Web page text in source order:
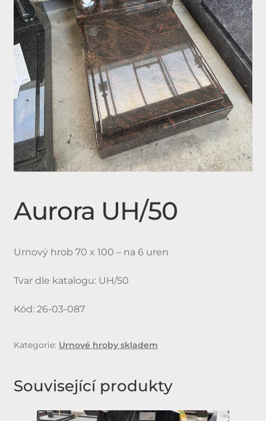
Doplňky
child
menu
Produkty
Urnové hroby skladem
Jednohroby, Dvojhroby
Aurora UH/50
Urnový hrob 70 x 100 – na 6 uren
Tvar dle katalogu: UH/50
Kód: 26-03-087
Kategorie: Urnové hroby skladem
Související produkty